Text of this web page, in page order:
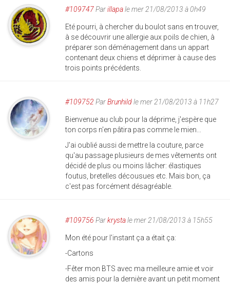
#109747Parillapale mer 21/08/2013 à 0h49
Eté pourri, à chercher du boulot sans en trouver,
à se découvrir une allergie aux poils de chien, à
préparer son déménagement dans un appart
contenant deux chiens et déprimer à cause des
trois points précédents.
#109752 ParBrunhildle mer 21/08/2013 à 11h27
Bienvenue au club pour la déprime, j'espère que
ton corps n'en pâtira pas comme le mien...
J'ai oublié aussi de mettre la couture, parce
qu'au passage plusieurs de mes vêtements ont
décidé de plus ou moins lâcher: élastiques
foutus, bretelles décousues etc. Mais bon, ça
c'est pas forcément désagréable.
#109756 Parkrystale mer 21/08/2013 à 15h55
Mon été pour l'instant ça a était ça:
-Cartons
-Fêter mon BTS avec ma meilleure amie et voir
des amis pour la dernière avant un petit moment